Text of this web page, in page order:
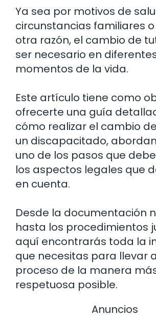
Ya sea por motivos de
circunstancias familiares
otra razón, el cambio de
ser necesario en
momentos de la vida.
Este artículo tiene como
ofrecerte una guía
cómo realizar el cambio
un discapacitado,
uno de los pasos que
los aspectos legales que
en cuenta.
Desde la documentación
hasta los procedimientos
aquí encontrarás toda la
que necesitas para llevar
proceso de la manera
respetuosa posible.
Anuncios